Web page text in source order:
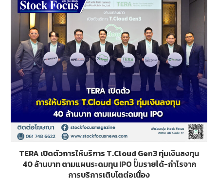
TERA เปิดตัวการให้บริการ T.Cloud Gen3 ทุ่มเงินลงทุน
40 ล้านบาท ตามแผนระดมทุน IPO ปั๊มรายได้-กำไรจาก
การบริการเติบโตต่อเนื่อง